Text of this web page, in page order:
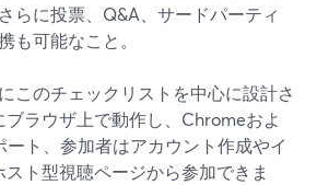
らに投票、Q&A、サードパーティ
も可能なこと。
このチェックリストを中心に設計さ
ラウザ上で動作し、Chromeおよ
ト、参加者はアカウント作成やイ
ト型視聴ページから参加できま